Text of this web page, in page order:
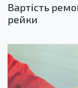
Вартість
рейки